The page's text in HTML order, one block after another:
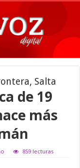
Salta
de 19
más
859 lecturas